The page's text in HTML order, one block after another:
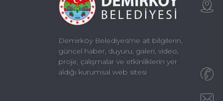
Demirköy Belediyesi'ne ait bilgilerin,
güncel haber, duyuru, galeri, video,
proje, çalışmalar ve etkinliklerin yer
aldığı kurumsal web sitesi